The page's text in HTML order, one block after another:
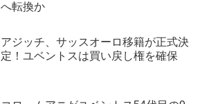
へ転換か
アジッチ、サッスオーロ移籍が正式決
定！ユベントスは買い戻し権を確保